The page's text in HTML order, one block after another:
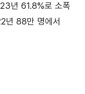
년 61.8%로 소폭
년 88만 명에서